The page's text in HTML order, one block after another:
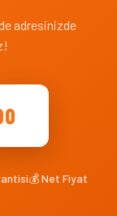
adresinizde
💰 Net Fiyat